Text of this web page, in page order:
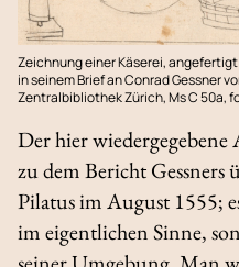
Zeichnung einer Käserei,
in seinem Brief an Conrad Gessner
Zentralbibliothek Zürich, Ms C 50a,
Der hier
zu dem Bericht Gessners
Pilatus im August 1555;
im eigentlichen Sinne,